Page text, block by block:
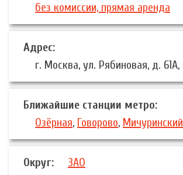
без комиссии, прямая аренда
Адрес:
г. Москва, ул. Рябиновая, д. 61А,
Ближайшие станции метро:
Озёрная, Говорово,
Округ: ЗАО